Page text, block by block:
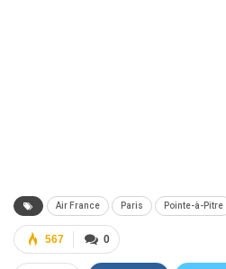
Air France Paris Pointe-à-Pitre
0
567